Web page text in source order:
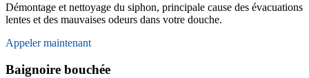
Démontage et nettoyage du siphon, principale cause des évacuations
lentes et des mauvaises odeurs dans votre douche.
Appeler maintenant
Baignoire bouchée